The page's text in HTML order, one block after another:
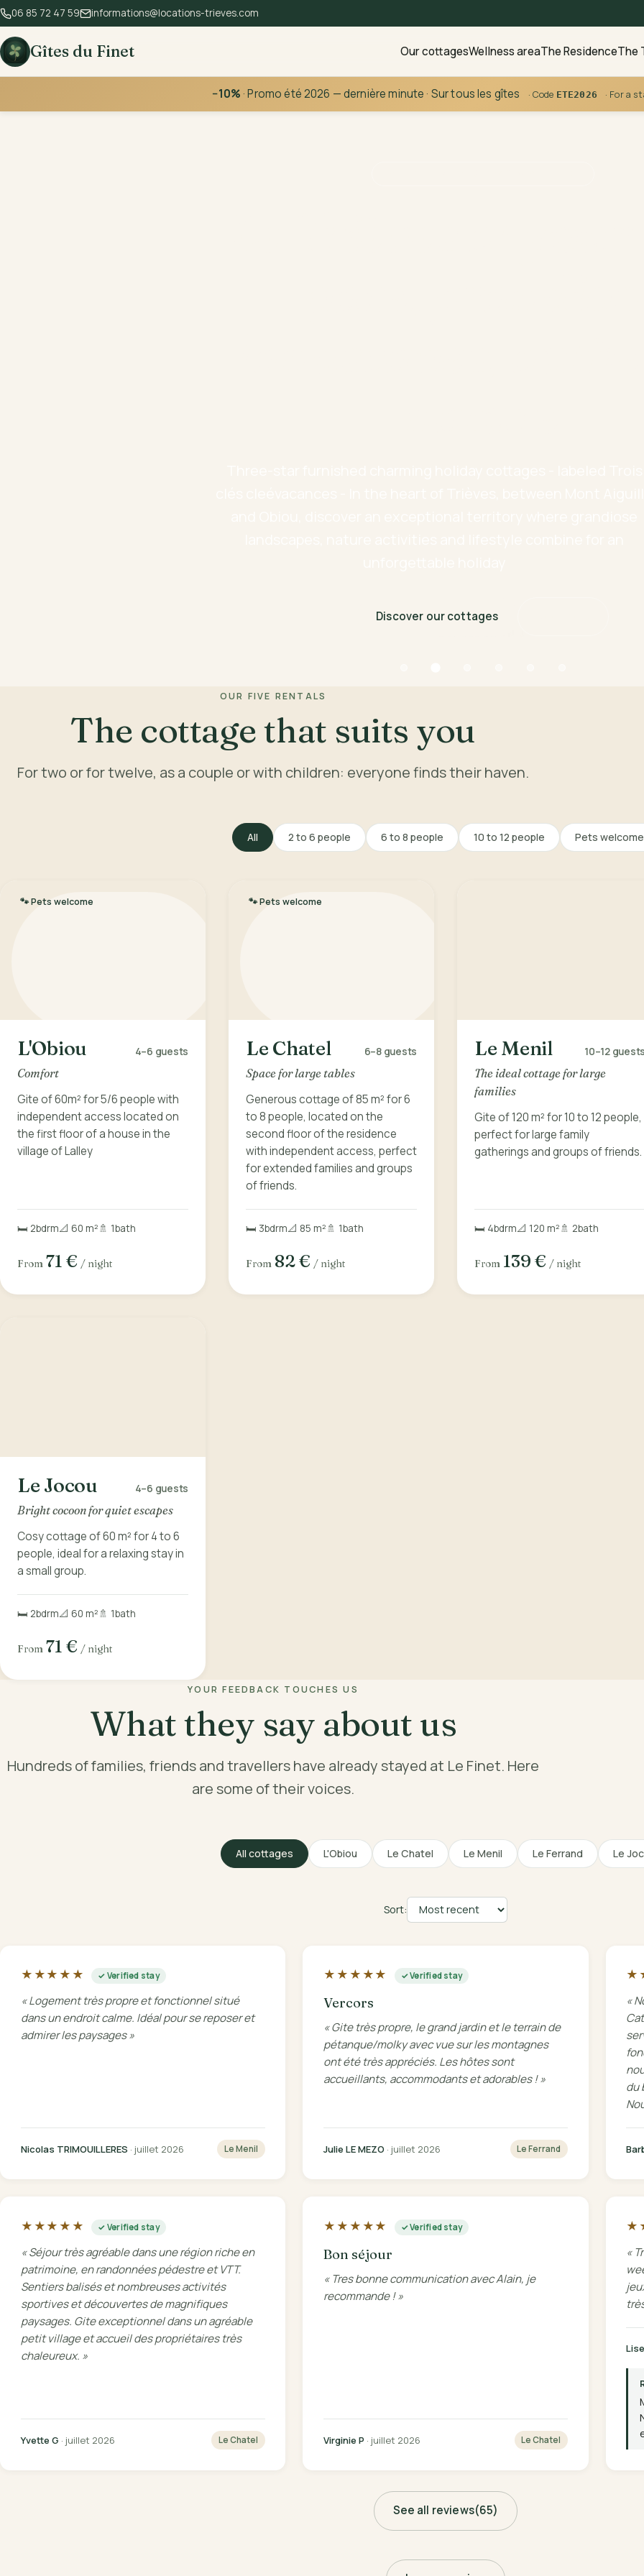
06 85 72 47 59 informations@locations-trieves.com
Gîtes du Finet Our cottagesWellness areaThe ResidenceThe
−10% · Promo été 2026 — dernière minute · Sur tous les gîtes · Code ETE2026 · For a
Discover our cottages
SCROLL DOWN ↓
OUR FIVE RENTALS
The cottage that suits you
For two or for twelve, as a couple or with children: everyone finds their haven.
All 2 to 6 people 6 to 8 people 10 to 12 people Pets welcome
🐾Pets welcome
L'Obiou 4–6 guests
Comfort
Gite of 60m² for 5/6 people with
independent access located on
the first floor of a house in the
village of Lalley
🛏️ 2bdrm📐 60 m²🚿 1bath
From 71 € / night
🐾Pets welcome
Le Chatel 6–8 guests
Space for large tables
Generous cottage of 85 m² for 6
to 8 people, located on the
second floor of the residence
with independent access, perfect
for extended families and groups
of friends.
🛏️ 3bdrm📐 85 m²🚿 1bath
From 82 € / night
Le Menil 10–12
The ideal cottage for large
families
Gite of 120 m² for 10 to 12 people,
perfect for large family
gatherings and groups of friends.
🛏️ 4bdrm📐 120 m²🚿 2bath
From 139 € / night
Le Jocou 4–6 guests
Bright cocoon for quiet escapes
Cosy cottage of 60 m² for 4 to 6
people, ideal for a relaxing stay in
a small group.
🛏️ 2bdrm📐 60 m²🚿 1bath
From 71 € / night
YOUR FEEDBACK TOUCHES US
What they say about us
Hundreds of families, friends and travellers have already stayed at Le Finet. Here
are some of their voices.
All cottages L'Obiou Le Chatel Le Menil Le Ferrand Le
Sort:
★★★★★ ✓ Verified stay
« Logement très propre et fonctionnel situé
dans un endroit calme. Idéal pour se reposer et
admirer les paysages »
Nicolas TRIMOUILLERES · juillet 2026 Le Menil
★★★★★ ✓ Verified stay
Vercors
« Gite très propre, le grand jardin et le terrain de
pétanque/molky avec vue sur les montagnes
ont été très appréciés. Les hôtes sont
accueillants, accommodants et adorables ! »
Julie LE MEZO · juillet 2026 Le Ferrand
«
du
★★★★★ ✓ Verified stay
« Séjour très agréable dans une région riche en
patrimoine, en randonnées pédestre et VTT.
Sentiers balisés et nombreuses activités
sportives et découvertes de magnifiques
paysages. Gite exceptionnel dans un agréable
petit village et accueil des propriétaires très
chaleureux. »
Yvette G · juillet 2026 Le Chatel
★★★★★ ✓ Verified stay
Bon séjour
« Tres bonne communication avec Alain, je
recommande ! »
Virginie P · juillet 2026 Le Chatel
«
See all reviews(65)